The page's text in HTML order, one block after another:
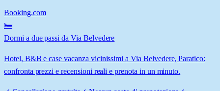
Booking.com
🛏️
Dormi a due passi da Via Belvedere
Hotel, B&B e case vacanza vicinissimi a Via Belvedere, Paratico:
confronta prezzi e recensioni reali e prenota in un minuto.